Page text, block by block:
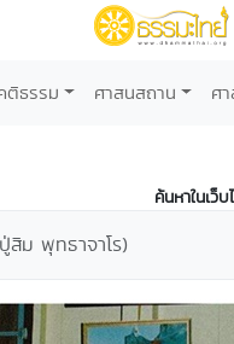
ติธรรม ศาสนสถาน ศ
ค้นหาในเว็
สิม พุทธาจาโร)